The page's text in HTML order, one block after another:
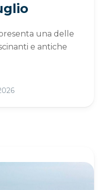
una delle
e antiche